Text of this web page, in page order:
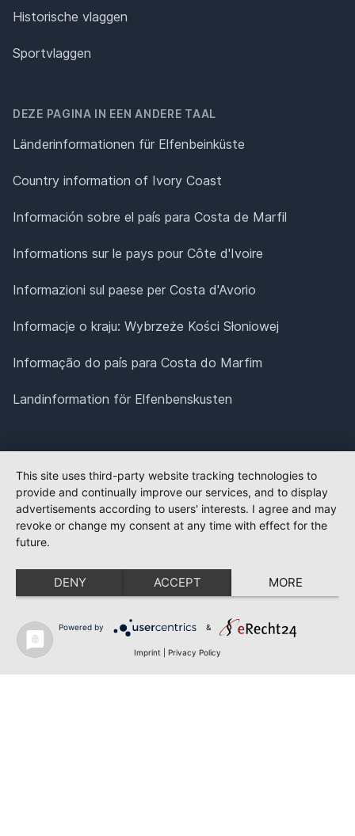
Historische vlaggen
Sportvlaggen
DEZE PAGINA IN EEN ANDERE TAAL
Länderinformationen für Elfenbeinküste
Country information of Ivory Coast
Información sobre el país para Costa de Marfil
Informations sur le pays pour Côte d'Ivoire
Informazioni sul paese per Costa d'Avorio
Informacje o kraju: Wybrzeże Kości Słoniowej
Informação do país para Costa do Marfim
Landinformation för Elfenbenskusten
This site uses third-party website tracking technologies to
provide and continually improve our services, and to display
advertisements according to users' interests. I agree and may
revoke or change my consent at any time with effect for the
future.
DENY ACCEPT MORE
Powered by &
Imprint Privacy Policy